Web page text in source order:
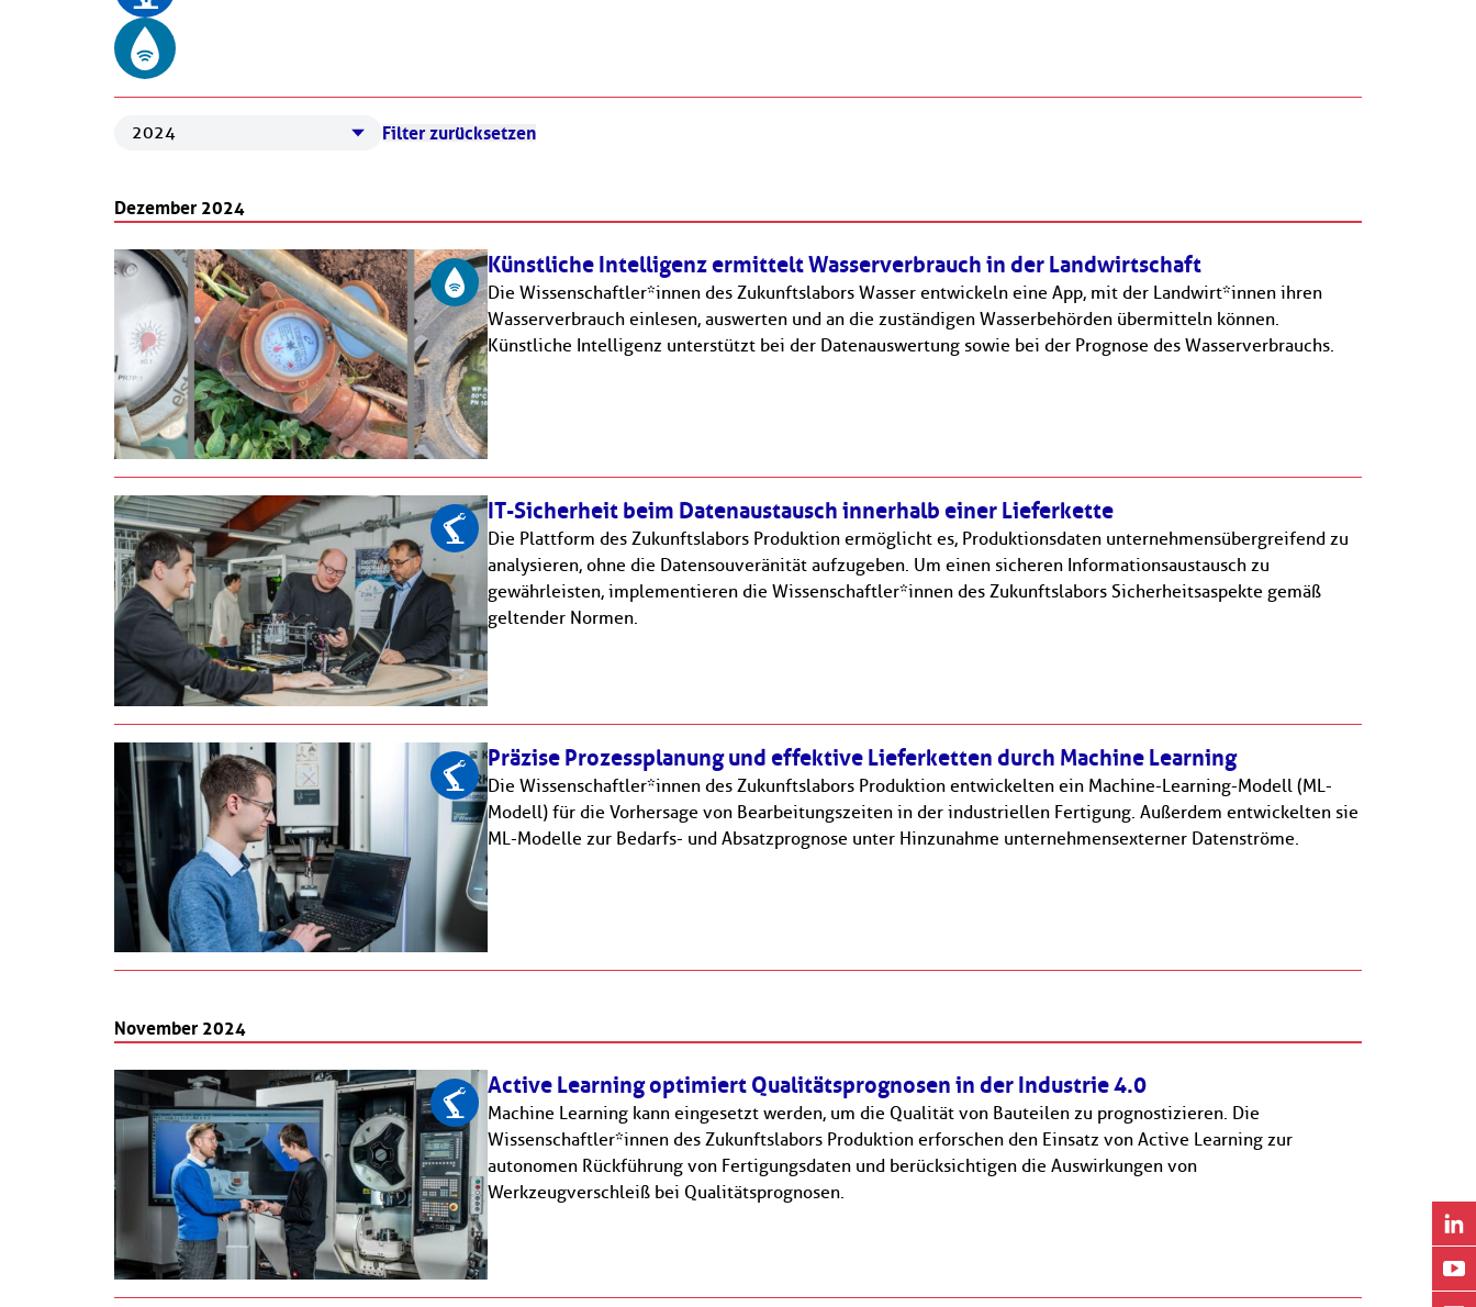
2022
2023
2024
2025
Filter zurücksetzen
Dezember 2024
Künstliche Intelligenz ermittelt Wasserverbrauch in der Landwirtschaft
Die Wissenschaftler*innen des Zukunftslabors Wasser entwickeln eine App, mit der Landwirt*innen ihren
Wasserverbrauch einlesen, auswerten und an die zuständigen Wasserbehörden übermitteln können.
Künstliche Intelligenz unterstützt bei der Datenauswertung sowie bei der Prognose des Wasserverbrauchs.
IT-Sicherheit beim Datenaustausch innerhalb einer Lieferkette
Die Plattform des Zukunftslabors Produktion ermöglicht es, Produktionsdaten unternehmensübergreifend zu
analysieren, ohne die Datensouveränität aufzugeben. Um einen sicheren Informationsaustausch zu
gewährleisten, implementieren die Wissenschaftler*innen des Zukunftslabors Sicherheitsaspekte gemäß
geltender Normen.
Präzise Prozessplanung und effektive Lieferketten durch Machine Learning
Die Wissenschaftler*innen des Zukunftslabors Produktion entwickelten ein Machine-Learning-Modell (ML-
Modell) für die Vorhersage von Bearbeitungszeiten in der industriellen Fertigung. Außerdem entwickelten sie
ML-Modelle zur Bedarfs- und Absatzprognose unter Hinzunahme unternehmensexterner Datenströme.
November 2024
Active Learning optimiert Qualitätsprognosen in der Industrie 4.0
Machine Learning kann eingesetzt werden, um die Qualität von Bauteilen zu prognostizieren. Die
Wissenschaftler*innen des Zukunftslabors Produktion erforschen den Einsatz von Active Learning zur
autonomen Rückführung von Fertigungsdaten und berücksichtigen die Auswirkungen von
Werkzeugverschleiß bei Qualitätsprognosen.